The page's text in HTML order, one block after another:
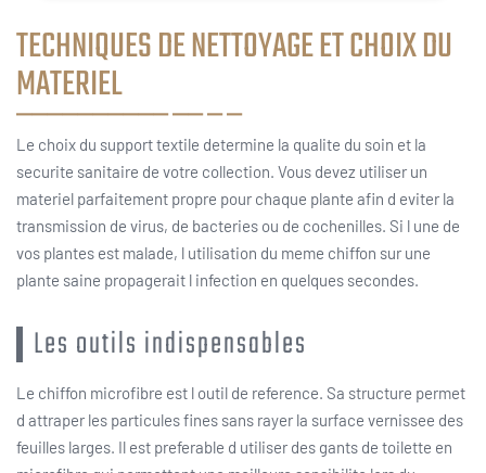
TECHNIQUES DE NETTOYAGE ET CHOIX DU
MATERIEL
Le choix du support textile determine la qualite du soin et la
securite sanitaire de votre collection. Vous devez utiliser un
materiel parfaitement propre pour chaque plante afin d eviter la
transmission de virus, de bacteries ou de cochenilles. Si l une de
vos plantes est malade, l utilisation du meme chiffon sur une
plante saine propagerait l infection en quelques secondes.
Les outils indispensables
Le chiffon microfibre est l outil de reference. Sa structure permet
d attraper les particules fines sans rayer la surface vernissee des
feuilles larges. Il est preferable d utiliser des gants de toilette en